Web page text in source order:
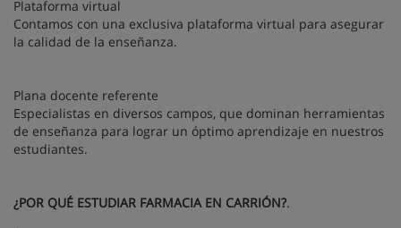
Plataforma virtual
Contamos con una exclusiva plataforma virtual para asegurar
la calidad de la enseñanza.
Plana docente referente
Especialistas en diversos campos, que dominan herramientas
de enseñanza para lograr un óptimo aprendizaje en nuestros
estudiantes.
¿POR QUÉ ESTUDIAR FARMACIA EN CARRIÓN?.